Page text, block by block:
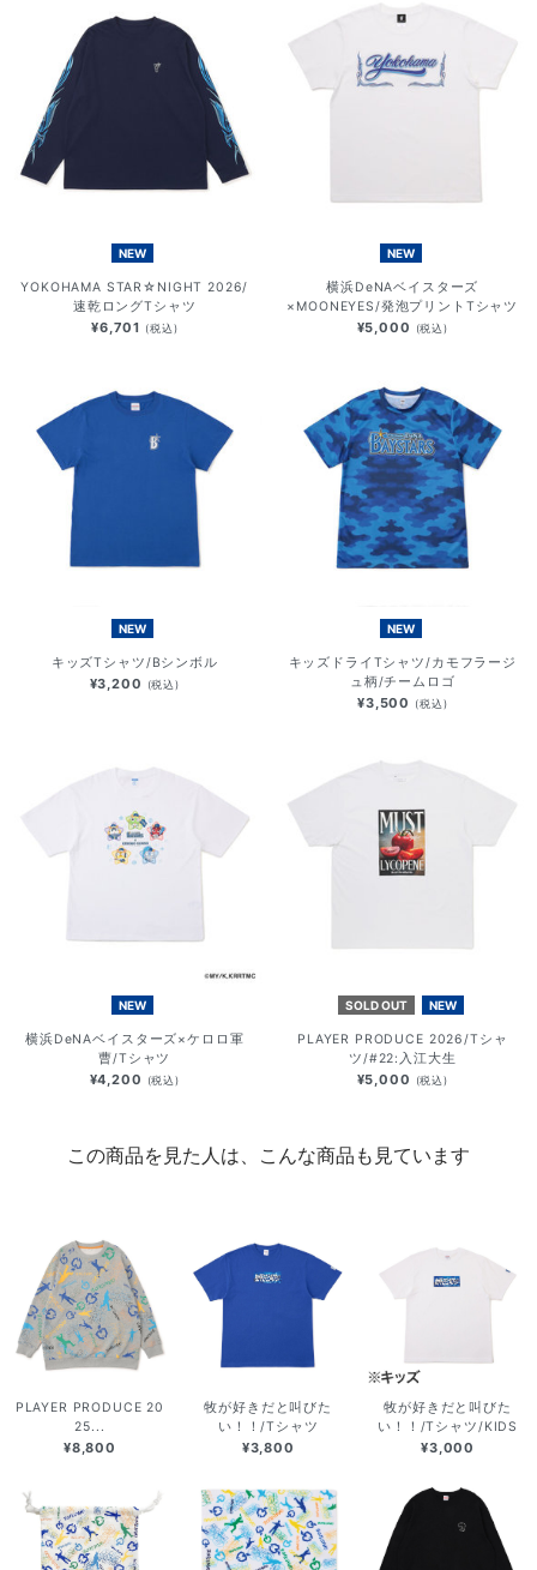
NEW
YOKOHAMA STAR☆NIGHT 2026/
速乾ロングTシャツ
¥6,701 (税込)
NEW
横浜DeNAベイスターズ
×MOONEYES/発泡プリントTシャツ
¥5,000 (税込)
NEW
キッズTシャツ/Bシンボル
¥3,200 (税込)
NEW
キッズドライTシャツ/カモフラージ
ュ柄/チームロゴ
¥3,500 (税込)
NEW
横浜DeNAベイスターズ×ケロロ軍
曹/Tシャツ
¥4,200 (税込)
SOLD OUT NEW
PLAYER PRODUCE 2026/Tシャ
ツ/#22:入江大生
¥5,000 (税込)
この商品を見た人は、こんな商品も見ています
PLAYER PRODUCE 20
25...
¥8,800
牧が好きだと叫びた
い！！/Tシャツ
¥3,800
牧が好きだと叫びた
い！！/Tシャツ/KIDS
¥3,000